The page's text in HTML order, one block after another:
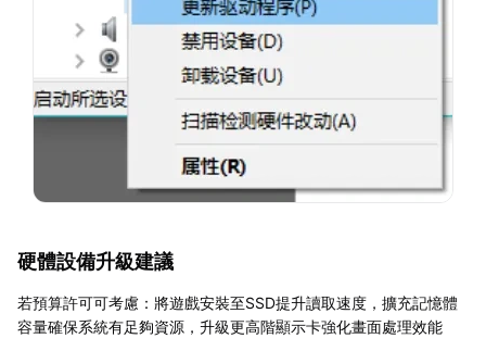
硬體設備升級建議
若預算許可可考慮：將遊戲安裝至SSD提升讀取速度，擴充記憶體
容量確保系統有足夠資源，升級更高階顯示卡強化畫面處理效能